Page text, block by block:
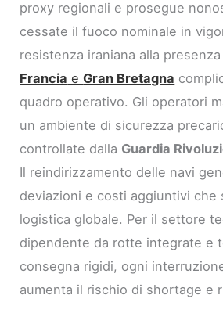
proxy regionali e prosegue
cessate il fuoco nominale in
resistenza iraniana alla
Francia eGran Bretagna
quadro operativo. Gli operatori
un ambiente di sicurezza
controllate dalla Guardia
Il reindirizzamento delle navi
deviazioni e costi aggiuntivi che
logistica globale. Per il settore
dipendente da rotte integrate e
consegna rigidi, ogni
aumenta il rischio di shortage e